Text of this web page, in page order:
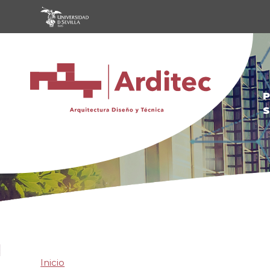
Pasar al contenido principal
Inicio